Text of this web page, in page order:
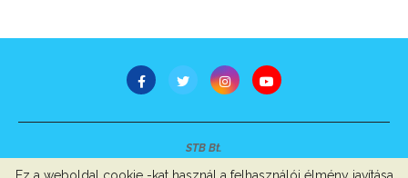
STB Bt.
Minden jog fenntartva © 2007-2022